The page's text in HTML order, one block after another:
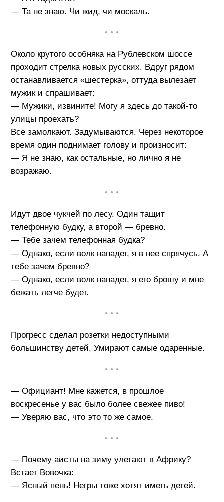
— Та не знаю. Чи жид, чи москаль.
• • •
Около крутого особняка на Рублевском шоссе
проходит стрелка новых русских. Вдруг рядом
останавливается «шестерка», оттуда вылезает
мужик и спрашивает:
— Мужики, извините! Могу я здесь до такой-то
улицы проехать?
Все замолкают. Задумываются. Через некоторое
время один поднимает голову и произносит:
— Я не знаю, как остальные, но лично я не
возражаю.
• • •
Идут двое чукчей по лесу. Один тащит
телефонную будку, а второй — бревно.
— Тебе зачем телефонная будка?
— Однако, если волк нападет, я в нее спрячусь. А
тебе зачем бревно?
— Однако, если волк нападет, я его брошу и мне
бежать легче будет.
• • •
Прогресс сделал розетки недоступными
большинству детей. Умирают самые одаренные.
• • •
— Официант! Мне кажется, в прошлое
воскресенье у вас было более свежее пиво!
— Уверяю вас, что это то же самое.
• • •
— Почему аисты на зиму улетают в Африку?
Встает Вовочка:
— Ясный пень! Негры тоже хотят иметь детей.